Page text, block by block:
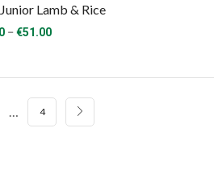
Lamb & Rice
– €51.00Price
through
€51.00
4